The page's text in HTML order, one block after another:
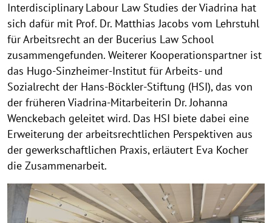
Interdisciplinary Labour Law Studies der Viadrina hat
sich dafür mit Prof. Dr. Matthias Jacobs vom Lehrstuhl
für Arbeitsrecht an der Bucerius Law School
zusammengefunden. Weiterer Kooperationspartner ist
das Hugo-Sinzheimer-Institut für Arbeits- und
Sozialrecht der Hans-Böckler-Stiftung (HSI), das von
der früheren Viadrina-Mitarbeiterin Dr. Johanna
Wenckebach geleitet wird. Das HSI biete dabei eine
Erweiterung der arbeitsrechtlichen Perspektiven aus
der gewerkschaftlichen Praxis, erläutert Eva Kocher
die Zusammenarbeit.